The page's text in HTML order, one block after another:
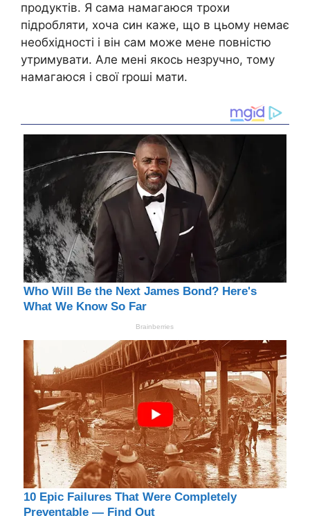
продуктів. Я сама намагаюся трохи
підробляти, хоча син каже, що в цьому немає
необхідності і він сам може мене повністю
утримувати. Але мені якось незручно, тому
намагаюся і свої rроші мати.